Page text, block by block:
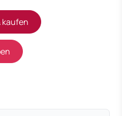
kaufen
neuem Tab)
neuem Tab)